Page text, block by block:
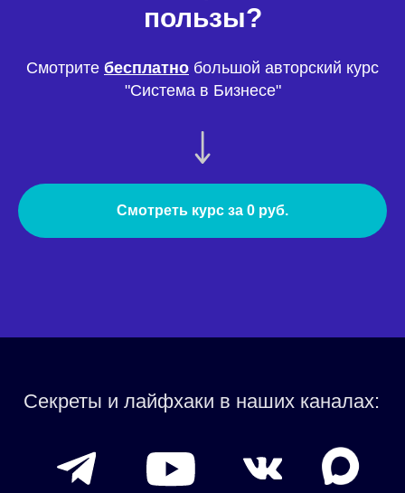
пользы?
Смотрите бесплатно большой авторский курс
"Система в Бизнесе"
Смотреть курс за 0 руб.